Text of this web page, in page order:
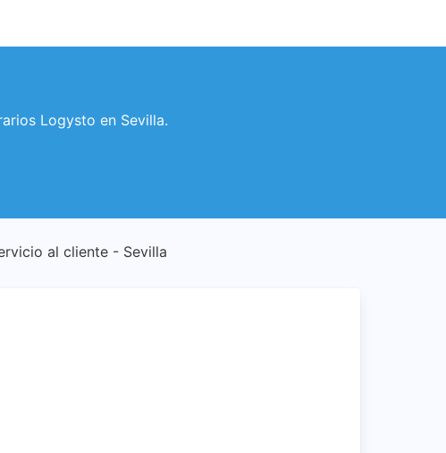
Logysto en Sevilla.
al cliente - Sevilla